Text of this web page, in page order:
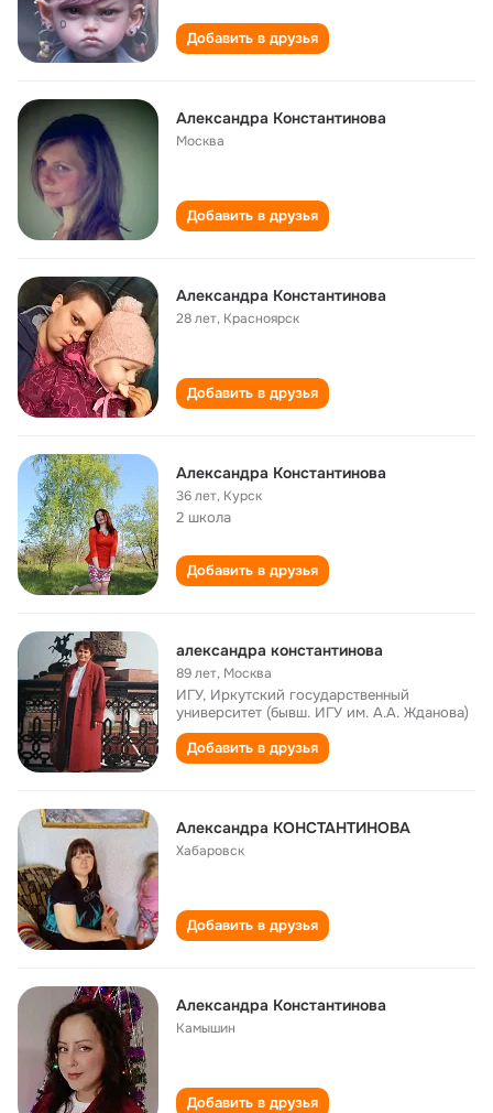
Добавить в друзья
Александра Константинова
Москва
Добавить в друзья
Александра Константинова
28 лет, Красноярск
Добавить в друзья
Александра Константинова
36 лет, Курск
2 школа
Добавить в друзья
александра константинова
89 лет, Москва
ИГУ, Иркутский государственный
университет (бывш. ИГУ им. А.А. Жданова)
Добавить в друзья
Александра КОНСТАНТИНОВА
Хабаровск
Добавить в друзья
Александра Константинова
Камышин
Добавить в друзья